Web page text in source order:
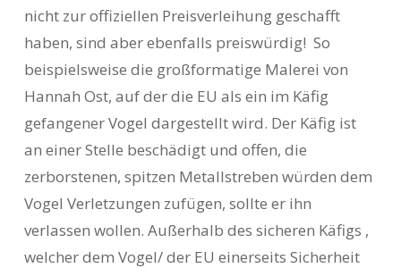
nicht zur offiziellen Preisverleihung geschafft
haben, sind aber ebenfalls preiswürdig! So
beispielsweise die großformatige Malerei von
Hannah Ost, auf der die EU als ein im Käfig
gefangener Vogel dargestellt wird. Der Käfig ist
an einer Stelle beschädigt und offen, die
zerborstenen, spitzen Metallstreben würden dem
Vogel Verletzungen zufügen, sollte er ihn
verlassen wollen. Außerhalb des sicheren Käfigs ,
welcher dem Vogel/ der EU einerseits Sicherheit